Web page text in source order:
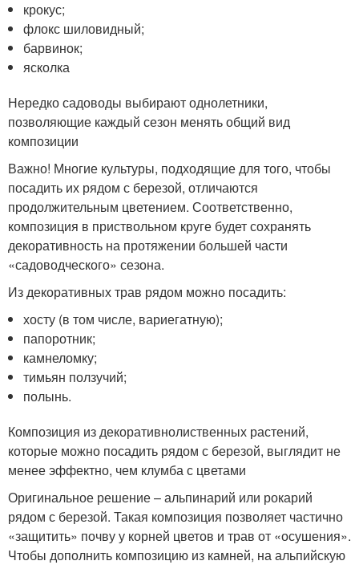
крокус;
флокс шиловидный;
барвинок;
ясколка
Нередко садоводы выбирают однолетники,
позволяющие каждый сезон менять общий вид
композиции
Важно! Многие культуры, подходящие для того, чтобы
посадить их рядом с березой, отличаются
продолжительным цветением. Соответственно,
композиция в приствольном круге будет сохранять
декоративность на протяжении большей части
«садоводческого» сезона.
Из декоративных трав рядом можно посадить:
хосту (в том числе, вариегатную);
папоротник;
камнеломку;
тимьян ползучий;
полынь.
Композиция из декоративнолиственных растений,
которые можно посадить рядом с березой, выглядит не
менее эффектно, чем клумба с цветами
Оригинальное решение – альпинарий или рокарий
рядом с березой. Такая композиция позволяет частично
«защитить» почву у корней цветов и трав от «осушения».
Чтобы дополнить композицию из камней, на альпийскую